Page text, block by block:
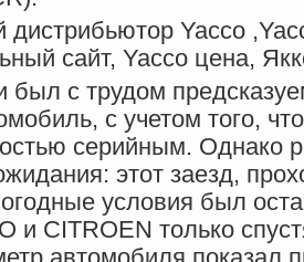
был с трудом
с учетом того,
серийным. Однако
этот заезд,
условия был
и CITROEN только